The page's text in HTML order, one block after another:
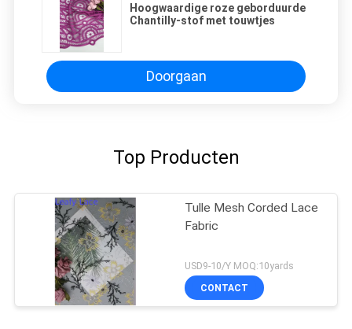
Hoogwaardige roze geborduurde
Chantilly-stof met touwtjes
Doorgaan
Top Producten
Tulle Mesh Corded Lace
Fabric
USD9-10/Y MOQ:10yards
CONTACT